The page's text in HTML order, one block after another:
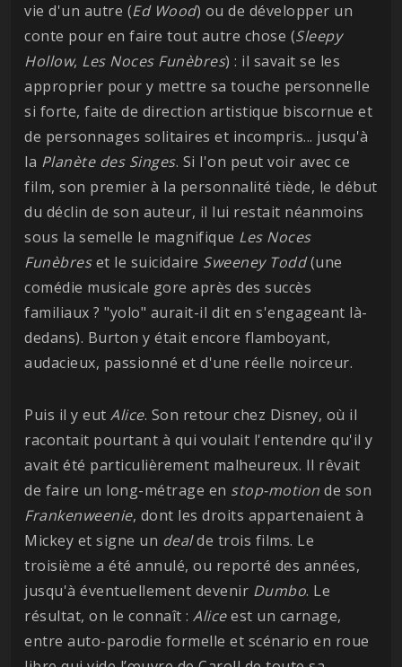
vie d'un autre (Ed Wood) ou de développer un
conte pour en faire tout autre chose (Sleepy
Hollow, Les Noces Funèbres) : il savait se les
approprier pour y mettre sa touche personnelle
si forte, faite de direction artistique biscornue et
de personnages solitaires et incompris... jusqu'à
la Planète des Singes. Si l'on peut voir avec ce
film, son premier à la personnalité tiède, le début
du déclin de son auteur, il lui restait néanmoins
sous la semelle le magnifique Les Noces
Funèbreset le suicidaire Sweeney Todd(une
comédie musicale gore après des succès
familiaux ? "yolo" aurait-il dit en s'engageant là-
dedans). Burton y était encore flamboyant,
audacieux, passionné et d'une réelle noirceur.
Puis il y eut Alice. Son retour chez Disney, où il
racontait pourtant à qui voulait l'entendre qu'il y
avait été particulièrement malheureux. Il rêvait
de faire un long-métrage en stop-motion de son
Frankenweenie, dont les droits appartenaient à
Mickey et signe un dealde trois films. Le
troisième a été annulé, ou reporté des années,
jusqu'à éventuellement devenir Dumbo. Le
résultat, on le connaît : Aliceest un carnage,
entre auto-parodie formelle et scénario en roue